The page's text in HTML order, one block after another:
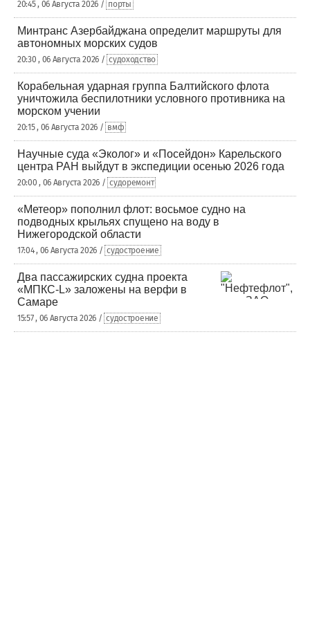
20:45 , 06 Августа 2026 / порты
Минтранс Азербайджана определит маршруты для
автономных морских судов
20:30 , 06 Августа 2026 / судоходство
Корабельная ударная группа Балтийского флота
уничтожила беспилотники условного противника на
морском учении
20:15 , 06 Августа 2026 / вмф
Научные суда «Эколог» и «Посейдон» Карельского
центра РАН выйдут в экспедиции осенью 2026 года
20:00 , 06 Августа 2026 / судоремонт
«Метеор» пополнил флот: восьмое судно на
подводных крыльях спущено на воду в
Нижегородской области
17:04 , 06 Августа 2026 / судостроение
Два пассажирских судна проекта
«МПКС-L» заложены на верфи в
Самаре
15:57 , 06 Августа 2026 / судостроение